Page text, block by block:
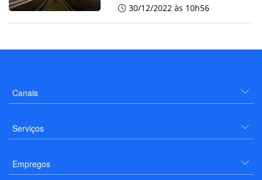
30/12/2022 às 10h56
Canais
Serviços
Empregos